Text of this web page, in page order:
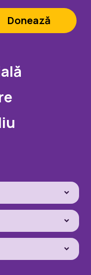
Donează